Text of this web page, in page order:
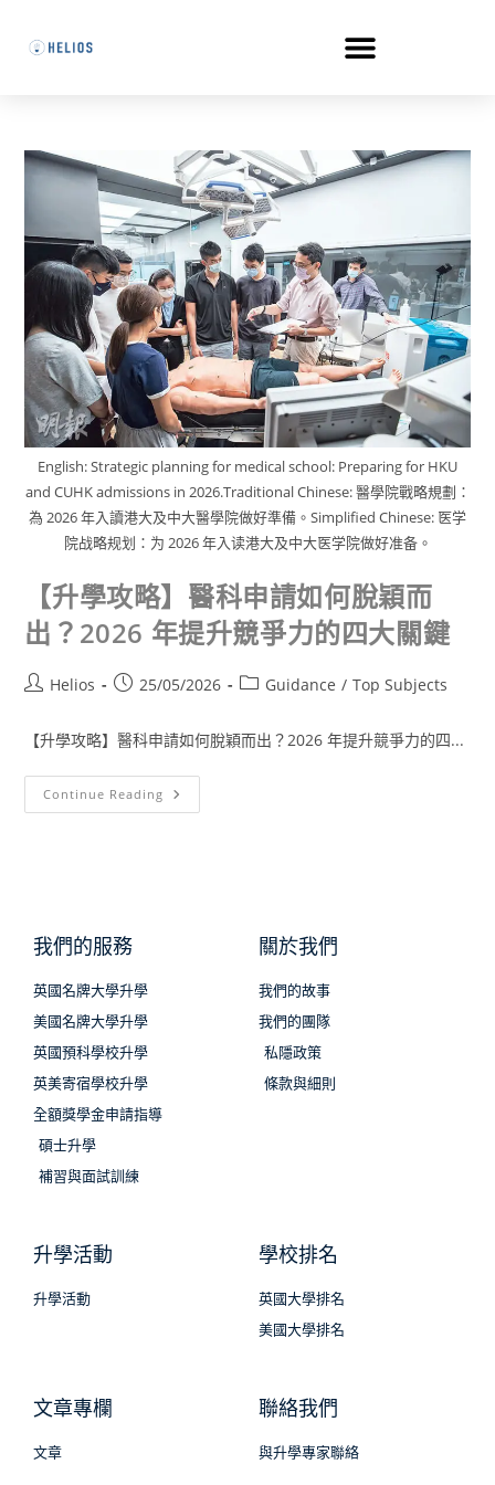
English: Strategic planning for medical school: Preparing for HKU
and CUHK admissions in 2026.Traditional Chinese: 醫學院戰略規劃：
為 2026 年入讀港大及中大醫學院做好準備。Simplified Chinese: 医学
院战略规划：为 2026 年入读港大及中大医学院做好准备。
【升學攻略】醫科申請如何脫穎而
出？2026 年提升競爭力的四大關鍵
Helios 25/05/2026 Guidance / Top Subjects
【升學攻略】醫科申請如何脫穎而出？2026 年提升競爭力的四...
Continue Reading
我們的服務
英國名牌大學升學
美國名牌大學升學
英國預科學校升學
英美寄宿學校升學
全額獎學金申請指導
碩士升學
補習與面試訓練
關於我們
我們的故事
我們的團隊
私隱政策
條款與細則
升學活動
升學活動
學校排名
英國大學排名
美國大學排名
文章專欄
文章
聯絡我們
與升學專家聯絡